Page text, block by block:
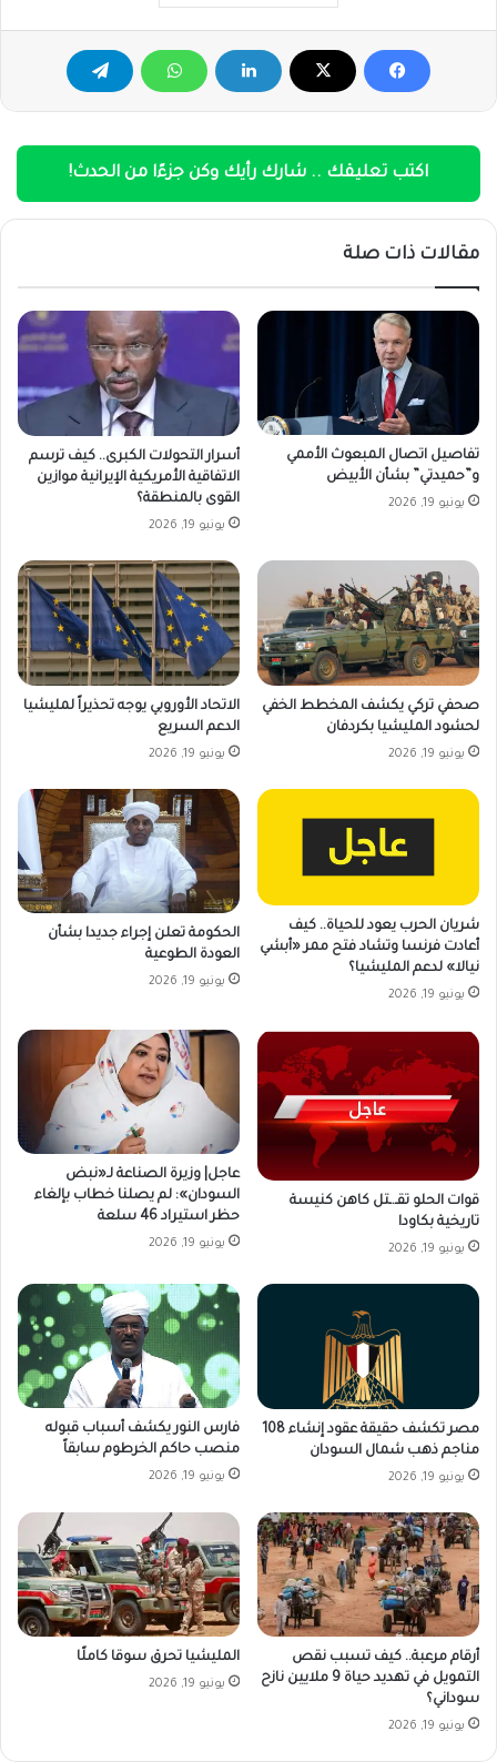
اكتب تعليقك .. شارك رأيك وكن جزءًا من الحدث!
مقالات ذات صلة
تفاصيل اتصال المبعوث الأممي
و”حميدتي” بشأن الأبيض
يونيو 19, 2026
أسرار التحولات الكبرى.. كيف ترسم
الاتفاقية الأمريكية الإيرانية موازين
القوى بالمنطقة؟
يونيو 19, 2026
صحفي تركي يكشف المخطط الخفي
لحشود المليشيا بكردفان
يونيو 19, 2026
الاتحاد الأوروبي يوجه تحذيراً لمليشيا
الدعم السريع
يونيو 19, 2026
شريان الحرب يعود للحياة.. كيف
أعادت فرنسا وتشاد فتح ممر «أبشي
نيالا» لدعم المليشيا؟
يونيو 19, 2026
الحكومة تعلن إجراء جديدا بشأن
العودة الطوعية
يونيو 19, 2026
قوات الحلو تقـ.ـتل كاهن كنيسة
تاريخية بكاودا
يونيو 19, 2026
عاجل| وزيرة الصناعة لـ«نبض
السودان»: لم يصلنا خطاب بإلغاء
حظر استيراد 46 سلعة
يونيو 19, 2026
مصر تكشف حقيقة عقود إنشاء 108
مناجم ذهب شمال السودان
يونيو 19, 2026
فارس النور يكشف أسباب قبوله
منصب حاكم الخرطوم سابقاً
يونيو 19, 2026
أرقام مرعبة.. كيف تسبب نقص
التمويل في تهديد حياة 9 ملايين نازح
سوداني؟
يونيو 19, 2026
المليشيا تحرق سوقا كاملًا
يونيو 19, 2026